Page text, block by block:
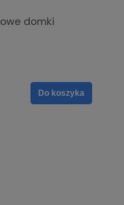
domki
Do koszyka